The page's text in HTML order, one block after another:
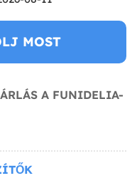
MOST
A FUNIDELIA-